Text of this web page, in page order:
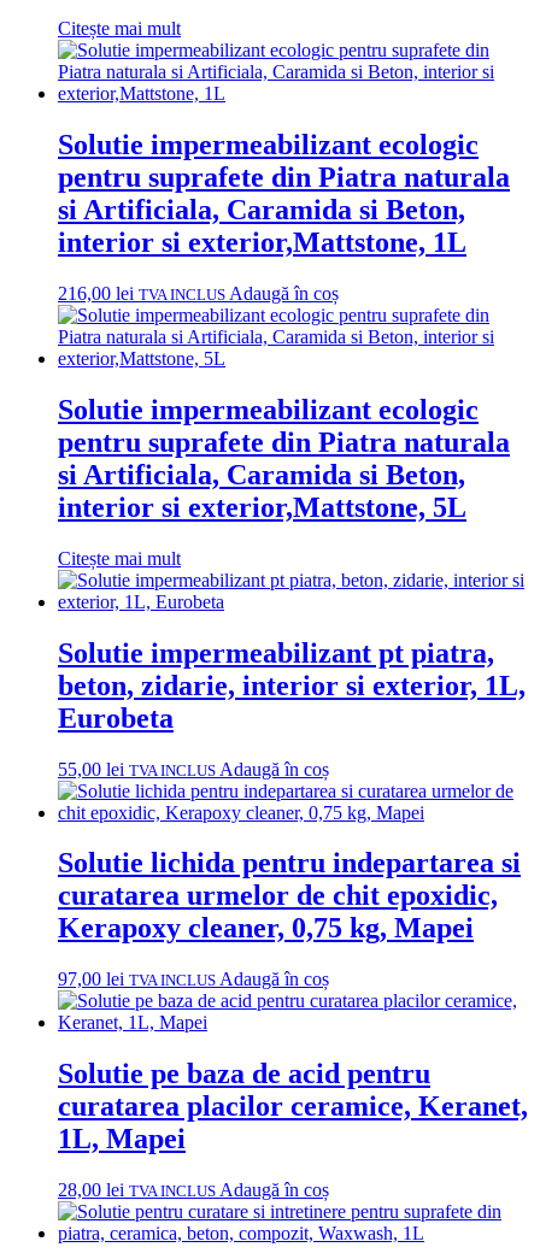
Citește mai mult
Solutie impermeabilizant ecologic
pentru suprafete din Piatra naturala
si Artificiala, Caramida si Beton,
interior si exterior,Mattstone, 1L
216,00 lei TVA INCLUS Adaugă în coș
Solutie impermeabilizant ecologic
pentru suprafete din Piatra naturala
si Artificiala, Caramida si Beton,
interior si exterior,Mattstone, 5L
Citește mai mult
Solutie impermeabilizant pt piatra,
beton, zidarie, interior si exterior, 1L,
Eurobeta
55,00 lei TVA INCLUS Adaugă în coș
Solutie lichida pentru indepartarea si
curatarea urmelor de chit epoxidic,
Kerapoxy cleaner, 0,75 kg, Mapei
97,00 lei TVA INCLUS Adaugă în coș
Solutie pe baza de acid pentru
curatarea placilor ceramice, Keranet,
1L, Mapei
28,00 lei TVA INCLUS Adaugă în coș